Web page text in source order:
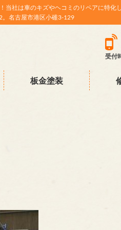
当社は車のキズやヘコミのリペアに特
名古屋市港区小碓3-129
受付
板金塗装